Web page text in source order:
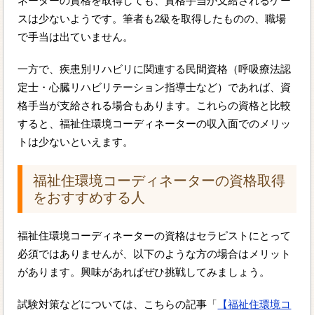
スは少ないようです。筆者も2級を取得したものの、職場
で手当は出ていません。
一方で、疾患別リハビリに関連する民間資格（呼吸療法認
定士・心臓リハビリテーション指導士など）であれば、資
格手当が支給される場合もあります。これらの資格と比較
すると、福祉住環境コーディネーターの収入面でのメリッ
トは少ないといえます。
福祉住環境コーディネーターの資格取得
をおすすめする人
福祉住環境コーディネーターの資格はセラピストにとって
必須ではありませんが、以下のような方の場合はメリット
があります。興味があればぜひ挑戦してみましょう。
試験対策などについては、こちらの記事「 【福祉住環境コ